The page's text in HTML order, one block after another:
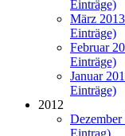
Einträge)
März
Einträge)
Februar
Einträge)
Januar
Einträge)
2012
Dezember
Eintrag)